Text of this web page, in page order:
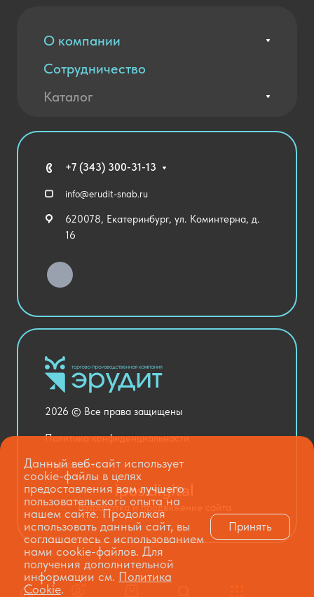
О компании
Вакансии
Контакты
Благодарственные письма
Сотрудничество
Оплата и доставка
Каталог
Технические средства обучения
Спортивный зал
Уличное оборудование
Хозяйственные Товары
Столовая и пищеблок
Оснащение кабинетов
Медицинский кабинет
Национальные проекты
+7 (343) 300-31-13
info@erudit-snab.ru
620078, Екатеринбург, ул. Коминтерна, д.
16
2026 © Все права защищены
Политика конфиденциальности
Карта сайта
Разработка и продвижение сайта
Данный веб-сайт использует
cookie-файлы в целях
предоставления вам лучшего
пользовательского опыта на
нашем сайте. Продолжая
использовать данный сайт, вы
соглашаетесь с использованием
нами cookie-файлов. Для
получения дополнительной
информации см. Политика
Cookie.
Принять